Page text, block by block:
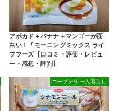
アボカド＋バナナ＋マンゴーが面
白い！「モーニングミックス ライ
フフーズ【口コミ・評価・レビュ
ー・感想・評判】
コープデリ 一人暮らし